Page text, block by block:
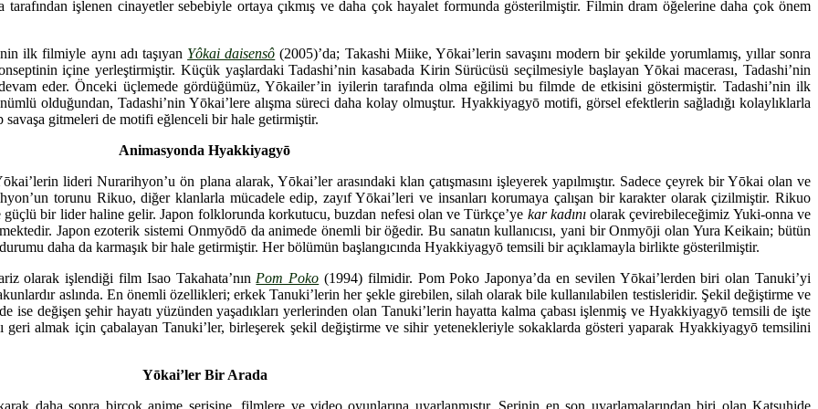
işlenen cinayetler sebebiyle ortaya çıkmış ve daha çok hayalet formunda gösterilmiştir. Filmin dram öğelerine daha çok önem
ilk filmiyle aynı adı taşıyan Yôkai daisensô (2005)’da; Takashi Miike, Yōkai’lerin savaşını modern bir şekilde yorumlamış, yıllar sonra
içine yerleştirmiştir. Küçük yaşlardaki Tadashi’nin kasabada Kirin Sürücüsü seçilmesiyle başlayan Yōkai macerası, Tadashi’nin
eder. Önceki üçlemede gördüğümüz, Yōkailer’in iyilerin tarafında olma eğilimi bu filmde de etkisini göstermiştir. Tadashi’nin ilk
olduğundan, Tadashi’nin Yōkai’lere alışma süreci daha kolay olmuştur. Hyakkiyagyō motifi, görsel efektlerin sağladığı kolaylıklarla
gitmeleri de motifi eğlenceli bir hale getirmiştir.
Animasyonda Hyakkiyagyō
lideri Nurarihyon’u ön plana alarak, Yōkai’ler arasındaki klan çatışmasını işleyerek yapılmıştır. Sadece çeyrek bir Yōkai olan ve
torunu Rikuo, diğer klanlarla mücadele edip, zayıf Yōkai’leri ve insanları korumaya çalışan bir karakter olarak çizilmiştir. Rikuo
güçlü bir lider haline gelir. Japon folklorunda korkutucu, buzdan nefesi olan ve Türkçe’ye kar kadınıolarak çevirebileceğimiz Yuki-onna ve
Japon ezoterik sistemi Onmyōdō da animede önemli bir öğedir. Bu sanatın kullanıcısı, yani bir Onmyōji olan Yura Keikain; bütün
daha da karmaşık bir hale getirmiştir. Her bölümün başlangıcında Hyakkiyagyō temsili bir açıklamayla birlikte gösterilmiştir.
olarak işlendiği film Isao Takahata’nın Pom Poko (1994) filmidir. Pom Poko Japonya’da en sevilen Yōkai’lerden biri olan Tanuki’yi
aslında. En önemli özellikleri; erkek Tanuki’lerin her şekle girebilen, silah olarak bile kullanılabilen testisleridir. Şekil değiştirme ve
değişen şehir hayatı yüzünden yaşadıkları yerlerinden olan Tanuki’lerin hayatta kalma çabası işlenmiş ve Hyakkiyagyō temsili de işte
geri almak için çabalayan Tanuki’ler, birleşerek şekil değiştirme ve sihir yetenekleriyle sokaklarda gösteri yaparak Hyakkiyagyō temsilini
Yōkai’ler Bir Arada
daha sonra birçok anime serisine, filmlere ve video oyunlarına uyarlanmıştır. Serinin en son uyarlamalarından biri olan Katsuhide